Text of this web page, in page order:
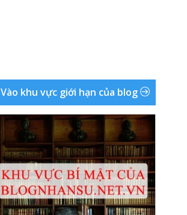
Vào khu vực giới hạn của blog